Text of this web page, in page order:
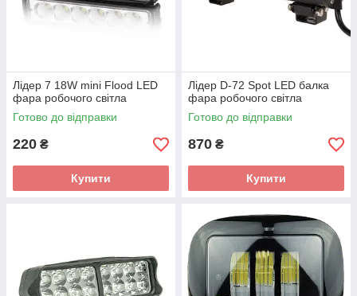
Лідер 7 18W mini Flood LED
фара робочого світла
Готово до відправки
220 ₴
Купити
Лідер D-72 Spot LED балка
фара робочого світла
Готово до відправки
870 ₴
Купити